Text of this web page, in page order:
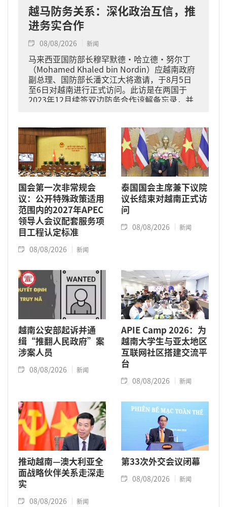
越马防务关系：深化政治互信，推
进务实合作
08/08/2026 新闻
马来西亚国防部长穆罕默德·哈立德·努尔丁
（Mohamed Khaled bin Nordin）应越南政府
副总理、国防部长潘文江大将邀请，于8月5日
至6日对越南进行正式访问。此访是在两国于
2023年12月续签双边防务合作谅解备忘录，并
国会第一次非常规会
议：公开特殊政策适用
范围内的2027年APEC
领导人会议配套服务项
目工程认定标准
08/08/2026 新闻
泰国国会主席兼下议院
议长结束对越南正式访
问
08/08/2026 新闻
越南公安部起诉并通
缉“推翻人民政府”案
涉案人员
08/08/2026 新闻
APIE Camp 2026：为
越南大学生与亚太地区
互联网社区搭建交流平
台
08/08/2026 新闻
推动越南—澳大利亚全
面战略伙伴关系走深走
实
08/08/2026 新闻
第33次外交会议闭幕
08/08/2026 新闻